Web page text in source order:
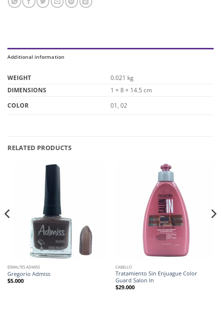
Additional information
WEIGHT
0.021 kg
DIMENSIONS
1 × 8 × 14.5 cm
COLOR 01, 02
RELATED PRODUCTS
ESMALTES ADMISS
Gregorio Admiss
$5.000
CABELLO
Tratamiento Sin Enjuague Color
Guard Salon In
$29.000